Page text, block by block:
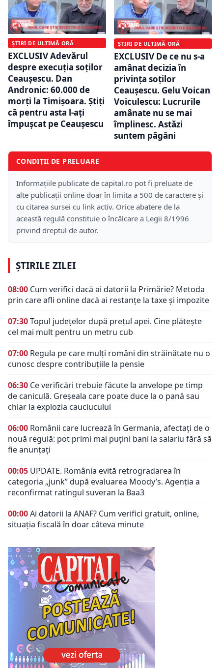
ȘTIRI DE ULTIMĂ ORĂ
EXCLUSIV Adevărul
despre execuția soților
Ceaușescu. Dan
Andronic: 60.000 de
morți la Timișoara. Știți
că pentru asta l-ați
împușcat pe Ceaușescu
ȘTIRI DE ULTIMĂ ORĂ
EXCLUSIV De ce nu s-a
amânat decizia în
privința soților
Ceaușescu. Gelu Voican
Voiculescu: Lucrurile
amânate nu se mai
împlinesc. Astăzi
suntem păgâni
CONDIȚII DE PRELUARE
Informațiile publicate de capital.ro pot fi preluate de
alte publicații online doar în limita a 500 de caractere și
cu citarea sursei cu link activ. Orice abatere de la
această regulă constituie o încălcare a Legii 8/1996
privind dreptul de autor.
ȘTIRILE ZILEI
08:00 Cum verifici dacă ai datorii la Primărie? Metoda
prin care afli online dacă ai restanțe la taxe și impozite
07:30Topul județelor după prețul apei. Cine plătește
cel mai mult pentru un metru cub
07:00 Regula pe care mulți români din străinătate nu o
cunosc despre contribuțiile la pensie
06:30 Ce verificări trebuie făcute la anvelope pe timp
de caniculă. Greșeala care poate duce la o pană sau
chiar la explozia cauciucului
06:00 Românii care lucrează în Germania, afectați de o
nouă regulă: pot primi mai puțini bani la salariu fără să
fie anunțați
00:05 UPDATE. România evită retrogradarea în
categoria „junk” după evaluarea Moody’s. Agenția a
reconfirmat ratingul suveran la Baa3
00:00Ai datorii la ANAF? Cum verifici gratuit, online,
situația fiscală în doar câteva minute